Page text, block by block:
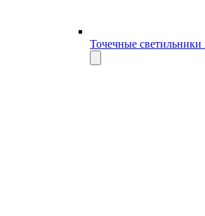
Точечные